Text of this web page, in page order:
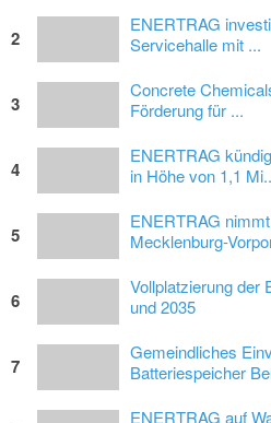
2
ENERTRAG
Servicehalle mit ...
3
Concrete
Förderung für ...
4
ENERTRAG
in Höhe von 1,1
5
ENERTRAG
Mecklenburg-
6
Vollplatzierung der
und 2035
7
Gemeindliches
Batteriespeicher
ENERTRAG auf